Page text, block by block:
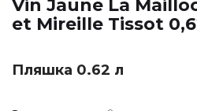
Vin Jaune La
et Mireille Tissot
Пляшка 0.62 л